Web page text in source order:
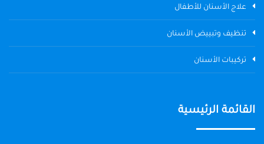
علاج الأسنان للأطفال
تنظيف وتبييض الأسنان
تركيبات الأسنان
القائمة الرئيسية